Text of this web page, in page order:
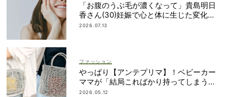
「お腹のうぶ毛が濃くなって」貴島明日
香さん(30)妊娠で心と体に生じた変化も
「愛しいです」
2026.07.13
ファッション
やっぱり【アンテプリマ】！ベビーカー
ママが「結局こればかり持ってしまう」
納得の理由
2026.05.12